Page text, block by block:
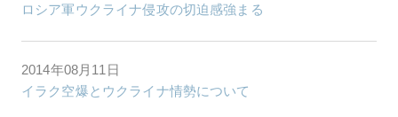
ロシア軍ウクライナ侵攻の切迫感強まる
2014年08月11日
イラク空爆とウクライナ情勢について